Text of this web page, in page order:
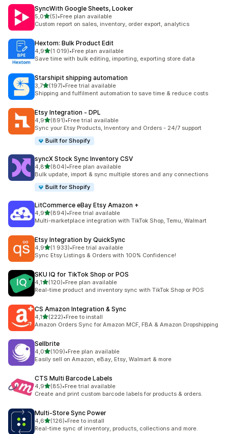
SyncWith Google Sheets, Looker
5,0av 5 stjerner
(5)
Totalt 5 omtaler
•Free plan available
Custom report on sales, inventory, order export, analytics
Hextom: Bulk Product Edit
4,9av 5 stjerner
(1 019)
Totalt 1019 omtaler
•Free plan available
Save time with bulk editing, importing, exporting store data
Starshipit shipping automation
3,7av 5 stjerner
(197)
Totalt 197 omtaler
•Free trial available
Shipping and fulfilment automation to save time & reduce costs
Etsy Integration ‑ DPL
4,9av 5 stjerner
(891)
Totalt 891 omtaler
•Free trial available
Sync your Etsy Products, Inventory and Orders - 24/7 support
Built for Shopify
syncX Stock Sync Inventory CSV
4,8av 5 stjerner
(804)
Totalt 804 omtaler
•Free plan available
Bulk update, import & sync multiple stores and any connections
Built for Shopify
LitCommerce eBay Etsy Amazon +
4,9av 5 stjerner
(894)
Totalt 894 omtaler
•Free trial available
Multi-marketplace integration with TikTok Shop, Temu, Walmart
Etsy Integration by QuickSync
4,9av 5 stjerner
(1 933)
Totalt 1933 omtaler
•Free trial available
Sync Etsy Listings & Orders with 100% Confidence!
SKU IQ for TikTok Shop or POS
4,1av 5 stjerner
(120)
Totalt 120 omtaler
•Free plan available
Real-time product and inventory sync with TikTok Shop or POS
CS Amazon Integration & Sync
4,1av 5 stjerner
(222)
Totalt 222 omtaler
•Free to install
Amazon Orders Sync for Amazon MCF, FBA & Amazon Dropshipping
Sellbrite
4,0av 5 stjerner
(109)
Totalt 109 omtaler
•Free plan available
Easily sell on Amazon, eBay, Etsy, Walmart & more
CTS Multi Barcode Labels
4,9av 5 stjerner
(85)
Totalt 85 omtaler
•Free trial available
Create and print custom barcode labels for products & orders.
Multi‑Store Sync Power
4,6av 5 stjerner
(126)
Totalt 126 omtaler
•Free to install
Real-time sync of inventory, products, collections and more.